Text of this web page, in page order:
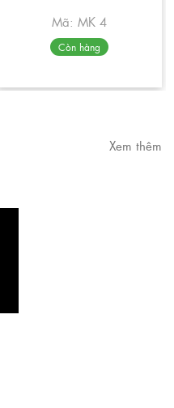
Mã: MK 4
Còn hàng
Xem thêm